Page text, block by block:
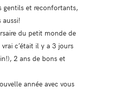
gentils et reconfortants,
du petit monde de
c’était il y a 3 jours
2 ans de bons et
année avec vous